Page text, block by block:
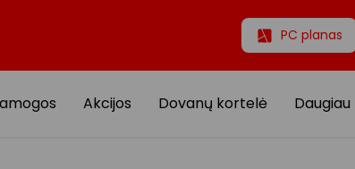
PC planas
Akcijos Dovanų kortelė Daugiau